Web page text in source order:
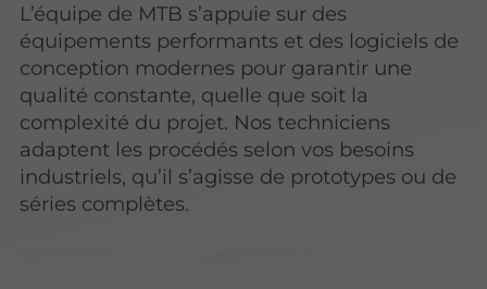
L’équipe de MTB s’appuie sur des
équipements performants et des logiciels de
conception modernes pour garantir une
qualité constante, quelle que soit la
complexité du projet. Nos techniciens
adaptent les procédés selon vos besoins
industriels, qu’il s’agisse de prototypes ou de
séries complètes.